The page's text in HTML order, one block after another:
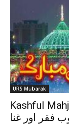
URS Mubarak
Kashful